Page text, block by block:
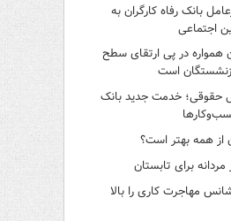
بانک رفاه کارگران به
اجتماعی
همواره در پی ارتقای سطح
است
حقوقی؛ خدمت جدید بانک
از همه بهتر است؟
برای تابستان
مهاجرت کاری را بالا